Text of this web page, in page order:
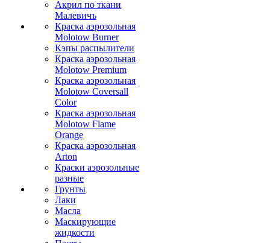
Акрил по ткани
Малевичъ
Краска аэрозольная
Molotow Burner
Кэпы распылители
Краска аэрозольная
Molotow Premium
Краска аэрозольная
Molotow Coversall
Color
Краска аэрозольная
Molotow Flame
Orange
Краска аэрозольная
Arton
Краски аэрозольные
разные
Грунты
Лаки
Масла
Маскирующие
жидкости